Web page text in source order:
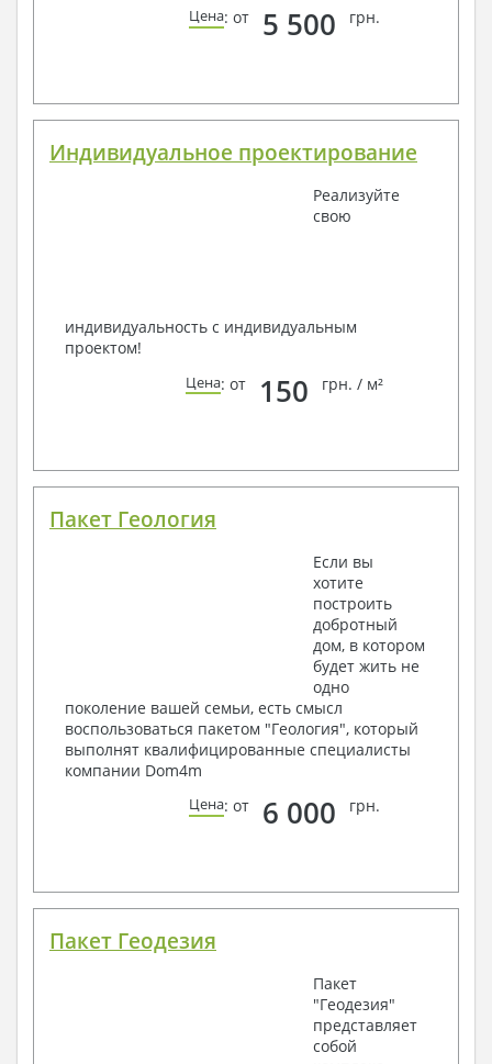
Цена: от 5 500 грн.
Индивидуальное проектирование
Реализуйте
свою
индивидуальность с индивидуальным
проектом!
Цена: от 150 грн. / м²
Пакет Геология
Если вы
хотите
построить
добротный
дом, в котором
будет жить не
одно
поколение вашей семьи, есть смысл
воспользоваться пакетом "Геология", который
выполнят квалифицированные специалисты
компании Dom4m
Цена: от 6 000 грн.
Пакет Геодезия
Пакет
"Геодезия"
представляет
собой